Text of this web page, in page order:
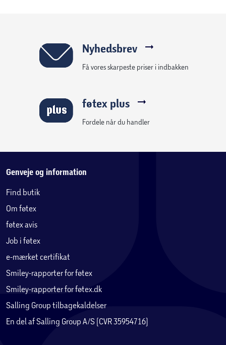
Nyhedsbrev
Få vores skarpeste priser i indbakken
føtex plus
Fordele når du handler
Genveje og information
Find butik
Om føtex
føtex avis
Job i føtex
e-mærket certifikat
Smiley-rapporter for føtex
Smiley-rapporter for føtex.dk
Salling Group tilbagekaldelser
En del af Salling Group A/S (CVR 35954716)